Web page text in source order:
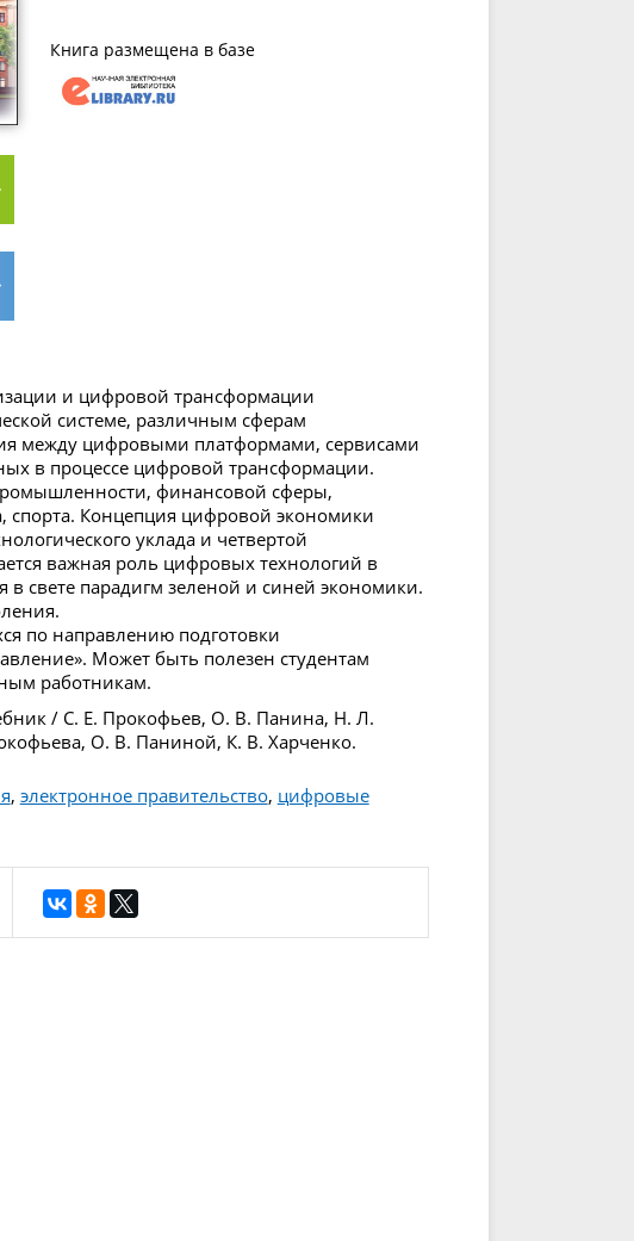
Книга размещена в базе
и цифровой трансформации
системе, различным сферам
между цифровыми платформами, сервисами
в процессе цифровой трансформации.
финансовой сферы,
спорта. Концепция цифровой экономики
уклада и четвертой
важная роль цифровых технологий в
в свете парадигм зеленой и синей экономики.
по направлению подготовки
Может быть полезен студентам
работникам.
/ С. Е. Прокофьев, О. В. Панина, Н. Л.
О. В. Паниной, К. В. Харченко.
, электронное правительство, цифровые